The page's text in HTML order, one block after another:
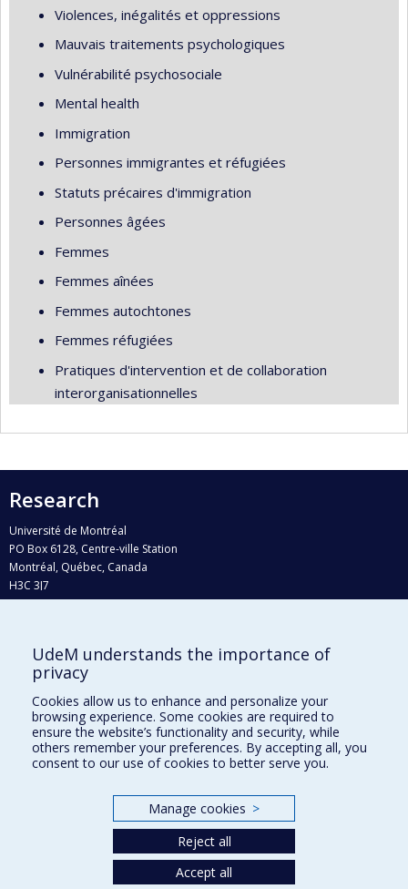
Violences, inégalités et oppressions
Mauvais traitements psychologiques
Vulnérabilité psychosociale
Mental health
Immigration
Personnes immigrantes et réfugiées
Statuts précaires d'immigration
Personnes âgées
Femmes
Femmes aînées
Femmes autochtones
Femmes réfugiées
Pratiques d'intervention et de collaboration
interorganisationnelles
Research
Université de Montréal
PO Box 6128, Centre-ville Station
Montréal, Québec, Canada
H3C 3J7
Who does what?
Find us
Site map
Accessibility
UdeM understands the importance of
privacy
Cookies allow us to enhance and personalize your
browsing experience. Some cookies are required to
ensure the website’s functionality and security, while
others remember your preferences. By accepting all, you
consent to our use of cookies to better serve you.
Manage cookies >
Reject all
Accept all